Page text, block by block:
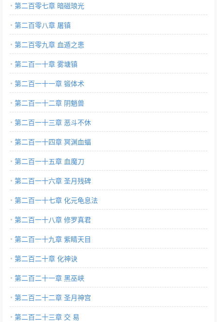
第二百零七章 暗磁琅光
第二百零八章 屠镇
第二百零九章 血遁之患
第二百一十章 雾塘镇
第二百一十一章 锻体术
第二百一十二章 阴魈兽
第二百一十三章 恶斗不休
第二百一十四章 冥渊血蝠
第二百一十五章 血魔刀
第二百一十六章 圣月残碑
第二百一十七章 化元龟息法
第二百一十八章 修罗真君
第二百一十九章 紫睛天目
第二百二十章 化神诀
第二百二十一章 黑巫峡
第二百二十二章 圣月神宫
第二百二十三章 交 易